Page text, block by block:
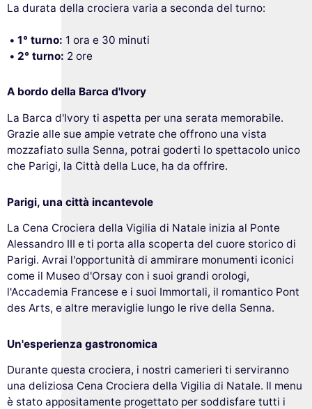
La durata della crociera varia a seconda del turno:
1° turno: 1 ora e 30 minuti
2° turno: 2 ore
A bordo della Barca d'Ivory
La Barca d'Ivory ti aspetta per una serata memorabile.
Grazie alle sue ampie vetrate che offrono una vista
mozzafiato sulla Senna, potrai goderti lo spettacolo unico
che Parigi, la Città della Luce, ha da offrire.
Parigi, una città incantevole
La Cena Crociera della Vigilia di Natale inizia al Ponte
Alessandro III e ti porta alla scoperta del cuore storico di
Parigi. Avrai l'opportunità di ammirare monumenti iconici
come il Museo d'Orsay con i suoi grandi orologi,
l'Accademia Francese e i suoi Immortali, il romantico Pont
des Arts, e altre meraviglie lungo le rive della Senna.
Un'esperienza gastronomica
Durante questa crociera, i nostri camerieri ti serviranno
una deliziosa Cena Crociera della Vigilia di Natale. Il menu
è stato appositamente progettato per soddisfare tutti i